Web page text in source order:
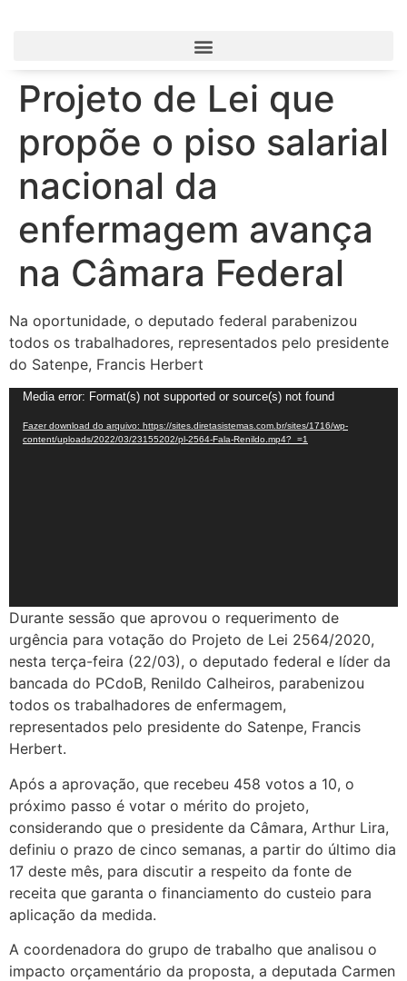
Projeto de Lei que
propõe o piso salarial
nacional da
enfermagem avança
na Câmara Federal
Na oportunidade, o deputado federal parabenizou
todos os trabalhadores, representados pelo presidente
do Satenpe, Francis Herbert
Tocador
de
vídeo
Media error: Format(s) not supported or source(s) not found
Fazer download do arquivo: https://sites.diretasistemas.com.br/sites/1716/wp-
content/uploads/2022/03/23155202/pl-2564-Fala-Renildo.mp4?_=1
Durante sessão que aprovou o requerimento de
urgência para votação do Projeto de Lei 2564/2020,
nesta terça-feira (22/03), o deputado federal e líder da
bancada do PCdoB, Renildo Calheiros, parabenizou
todos os trabalhadores de enfermagem,
representados pelo presidente do Satenpe, Francis
Herbert.
Após a aprovação, que recebeu 458 votos a 10, o
próximo passo é votar o mérito do projeto,
considerando que o presidente da Câmara, Arthur Lira,
definiu o prazo de cinco semanas, a partir do último dia
17 deste mês, para discutir a respeito da fonte de
receita que garanta o financiamento do custeio para
aplicação da medida.
A coordenadora do grupo de trabalho que analisou o
impacto orçamentário da proposta, a deputada Carmen